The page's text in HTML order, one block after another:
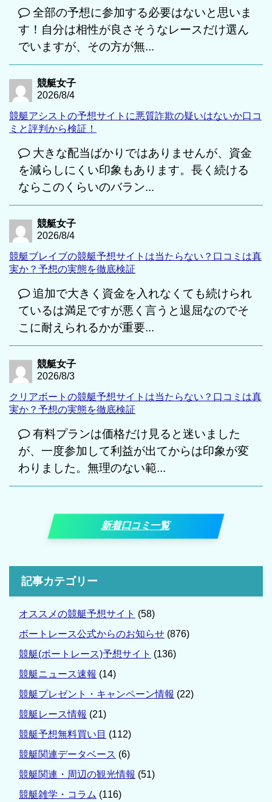
全部の予想に参加する必要はないと思いま
す！自分は相性が良さそうなレースだけ選ん
でいますが、その方が無...
競艇女子
2026/8/4
競艇アシストの予想サイトに悪質詐欺の疑いはないか口コ
ミと評判から検証！
大きな配当ばかりではありませんが、資金
を減らしにくい印象もあります。長く続ける
ならこのくらいのバラン...
競艇女子
2026/8/4
競艇ブレイブの競艇予想サイトは当たらない？口コミは真
実か？予想の実態を徹底検証
追加で大きく資金を入れなくても続けられ
ているは満足ですが悪く言うと退屈なのでそ
こに耐えられるかが重要...
競艇女子
2026/8/3
クリアボートの競艇予想サイトは当たらない？口コミは真
実か？予想の実態を徹底検証
有料プランは価格だけ見ると迷いました
が、一度参加して利益が出てからは印象が変
わりました。無理のない範...
新着口コミ一覧
記事カテゴリー
オススメの競艇予想サイト (58)
ボートレース公式からのお知らせ (876)
競艇(ボートレース)予想サイト (136)
競艇ニュース速報 (14)
競艇プレゼント・キャンペーン情報 (22)
競艇レース情報 (21)
競艇予想無料買い目 (112)
競艇関連データベース (6)
競艇関連・周辺の観光情報 (51)
競艇雑学・コラム (116)